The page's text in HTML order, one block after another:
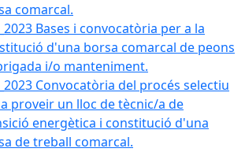
comarcal.
Bases i convocatòria per a la
d'una borsa comarcal de peons
i/o manteniment.
Convocatòria del procés selectiu
proveir un lloc de tècnic/a de
energètica i constitució d'una
de treball comarcal.